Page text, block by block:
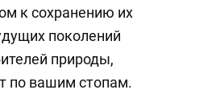
к сохранению их
поколений
природы,
по вашим стопам.